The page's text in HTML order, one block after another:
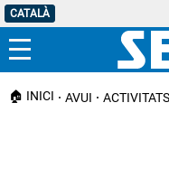
CATALÀ
Menú
🏠 INICI AVUI